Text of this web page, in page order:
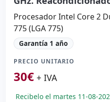
Procesador Intel Core 2
775 (LGA 775)
Garantía 1 año
PRECIO UNITARIO
30€ + IVA
Recibelo el martes 11-08-